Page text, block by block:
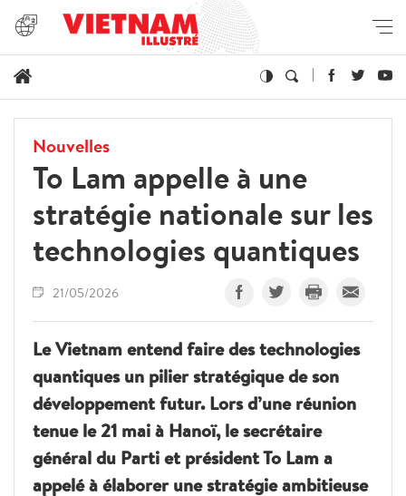
Nouvelles
To Lam appelle à une
stratégie nationale sur les
technologies quantiques
21/05/2026
Le Vietnam entend faire des technologies
quantiques un pilier stratégique de son
développement futur. Lors d’une réunion
tenue le 21 mai à Hanoï, le secrétaire
général du Parti et président To Lam a
appelé à élaborer une stratégie ambitieuse